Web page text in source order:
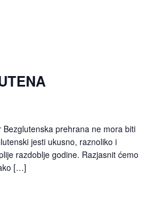
Bezglutenska prehrana ne mora biti
jesti ukusno, raznoliko i
razdoblje godine. Razjasnit ćemo
[…]